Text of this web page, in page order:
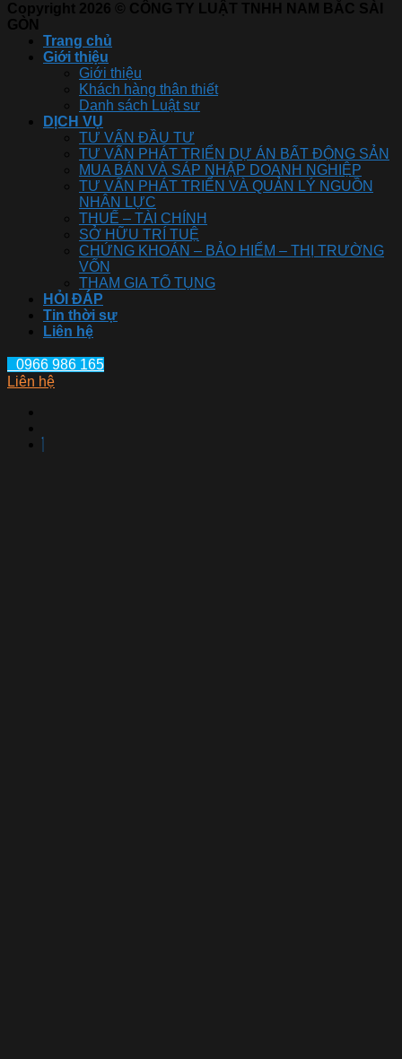
Copyright 2026 © CÔNG TY LUẬT TNHH NAM BẮC SÀI
GÒN
Trang chủ
Giới thiệu
Giới thiệu
Khách hàng thân thiết
Danh sách Luật sư
DỊCH VỤ
TƯ VẤN ĐẦU TƯ
TƯ VẤN PHÁT TRIỂN DỰ ÁN BẤT ĐỘNG SẢN
MUA BÁN VÀ SÁP NHẬP DOANH NGHIỆP
TƯ VẤN PHÁT TRIỂN VÀ QUẢN LÝ NGUỒN
NHÂN LỰC
THUẾ – TÀI CHÍNH
SỞ HỮU TRÍ TUỆ
CHỨNG KHOÁN – BẢO HIỂM – THỊ TRƯỜNG
VỐN
THAM GIA TỐ TỤNG
HỎI ĐÁP
Tin thời sự
Liên hệ
0966 986 165
Liên hệ